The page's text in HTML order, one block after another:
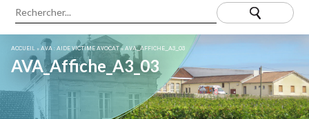
ACCUEIL »AVA : AIDE VICTIME AVOCAT»AVA_AFFICHE_A3_03
AVA_Affiche_A3_03